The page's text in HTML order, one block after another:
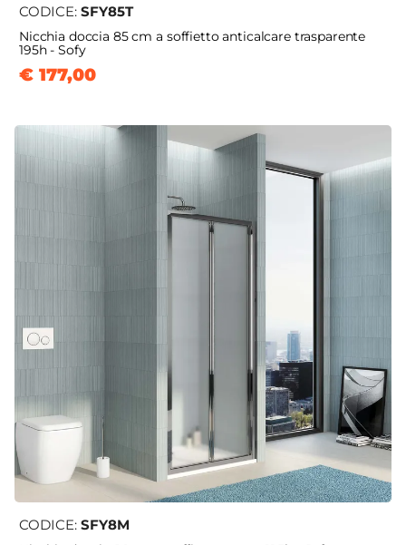
CODICE: SFY85T
Nicchia doccia 85 cm a soffietto anticalcare trasparente
195h - Sofy
€ 177,00
CODICE: SFY8M